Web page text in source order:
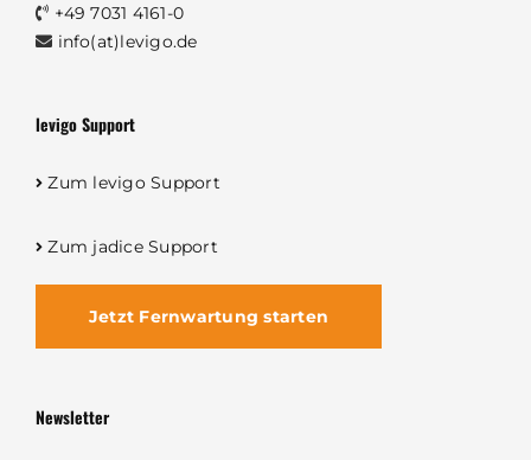
+49 7031 4161-0
info(at)levigo.de
levigo Support
Zum levigo Support
Zum jadice Support
Jetzt Fernwartung starten
Newsletter